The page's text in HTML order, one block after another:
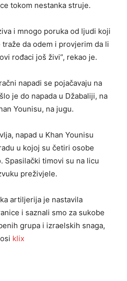
tokom nestanka struje.
i mnogo poruka od ljudi koji
da odem i provjerim da li
rođaci još živi”, rekao je.
napadi se pojačavaju na
je do napada u Džabaliji, na
Younisu, na jugu.
napad u Khan Younisu
u kojoj su četiri osobe
Spasilački timovi su na licu
preživjele.
artiljerija je nastavila
i saznali smo za sukobe
grupa i izraelskih snaga,
klix